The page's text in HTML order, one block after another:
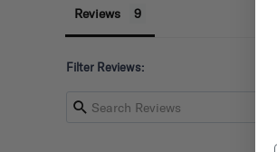
Reviews
Filter Reviews: